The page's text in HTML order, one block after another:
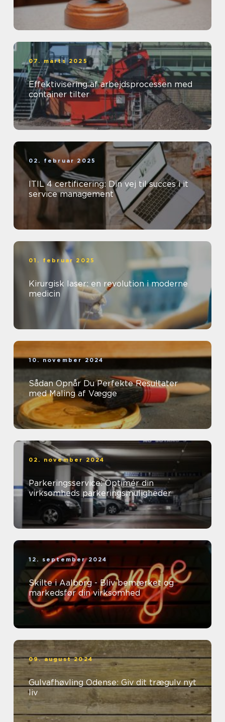
07. marts 2025
Effektivisering af arbejdsprocessen med
container tilter
02. februar 2025
ITIL 4 certificering: Din vej til succes i it
service management
01. februar 2025
Kirurgisk laser: en revolution i moderne
medicin
10. november 2024
Sådan Opnår Du Perfekte Resultater
med Maling af Vægge
02. november 2024
Parkeringsservice: Optimér din
virksomheds parkeringsmuligheder
12. september 2024
Skilte i Aalborg - Bliv bemærket og
markedsfør din virksomhed
09. august 2024
Gulvafhøvling Odense: Giv dit trægulv nyt
liv